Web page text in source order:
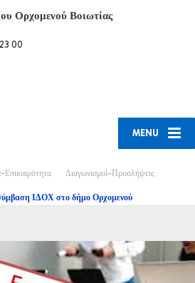
Ορχομενού Βοιωτίας
00
MENU
Επικαιρότητα Διαγωνισμοί-Προσλήψεις
ΙΔΟΧ στο δήμο Ορχομενού